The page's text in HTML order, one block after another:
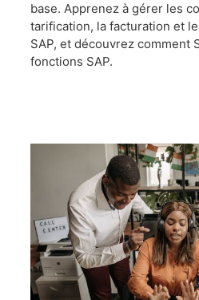
base. Apprenez à gérer les
tarification, la facturation et
SAP, et découvrez comment
fonctions SAP.